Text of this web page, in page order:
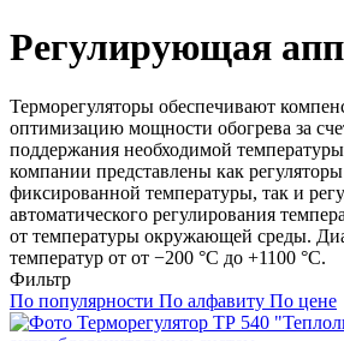
Регулирующая
Терморегуляторы обеспечивают
оптимизацию мощности обогрева за
поддержания необходимой
компании представлены как
фиксированной температуры, так и
автоматического регулирования
от температуры окружающей среды.
температур от от −200 °С до +1100 °С.
Фильтр
По популярности По алфавиту По цене